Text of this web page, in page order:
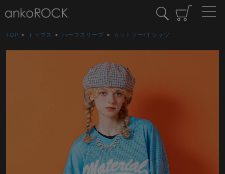
TOP > トップス > ハーフスリーブ > カットソー/Ｔシャツ